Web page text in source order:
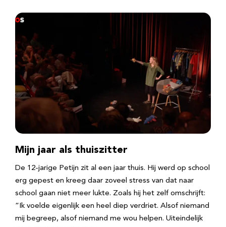
Mijn jaar als thuiszitter
De 12-jarige Petijn zit al een jaar thuis. Hij werd op school
erg gepest en kreeg daar zoveel stress van dat naar
school gaan niet meer lukte. Zoals hij het zelf omschrijft:
“Ik voelde eigenlijk een heel diep verdriet. Alsof niemand
mij begreep, alsof niemand me wou helpen. Uiteindelijk